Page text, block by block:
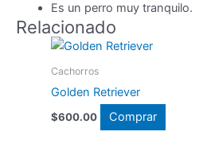
Es un perro muy tranquilo.
Relacionado
Cachorros
Golden Retriever
$600.00 Comprar